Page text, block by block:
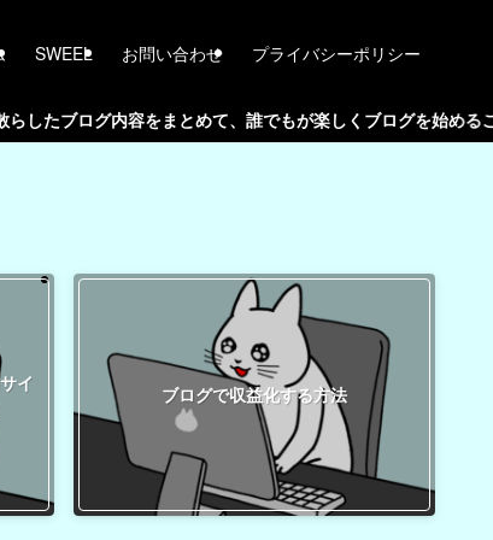
SWEEL お問い合わせ プライバシーポリシー
ブログ内容をまとめて、誰でもが楽しくブログを始めること
イ
ブログで収益化する方法